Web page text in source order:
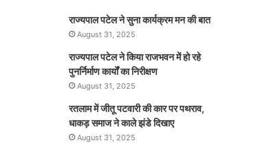
राज्यपाल पटेल ने सुना कार्यक्रम मन की बात
August 31, 2025
राज्यपाल पटेल ने किया राजभवन में हो रहे
पुनर्निर्माण कार्यों का निरीक्षण
August 31, 2025
रतलाम में जीतू पटवारी की कार पर पथराव,
धाकड़ समाज ने काले झंडे दिखाए
August 31, 2025